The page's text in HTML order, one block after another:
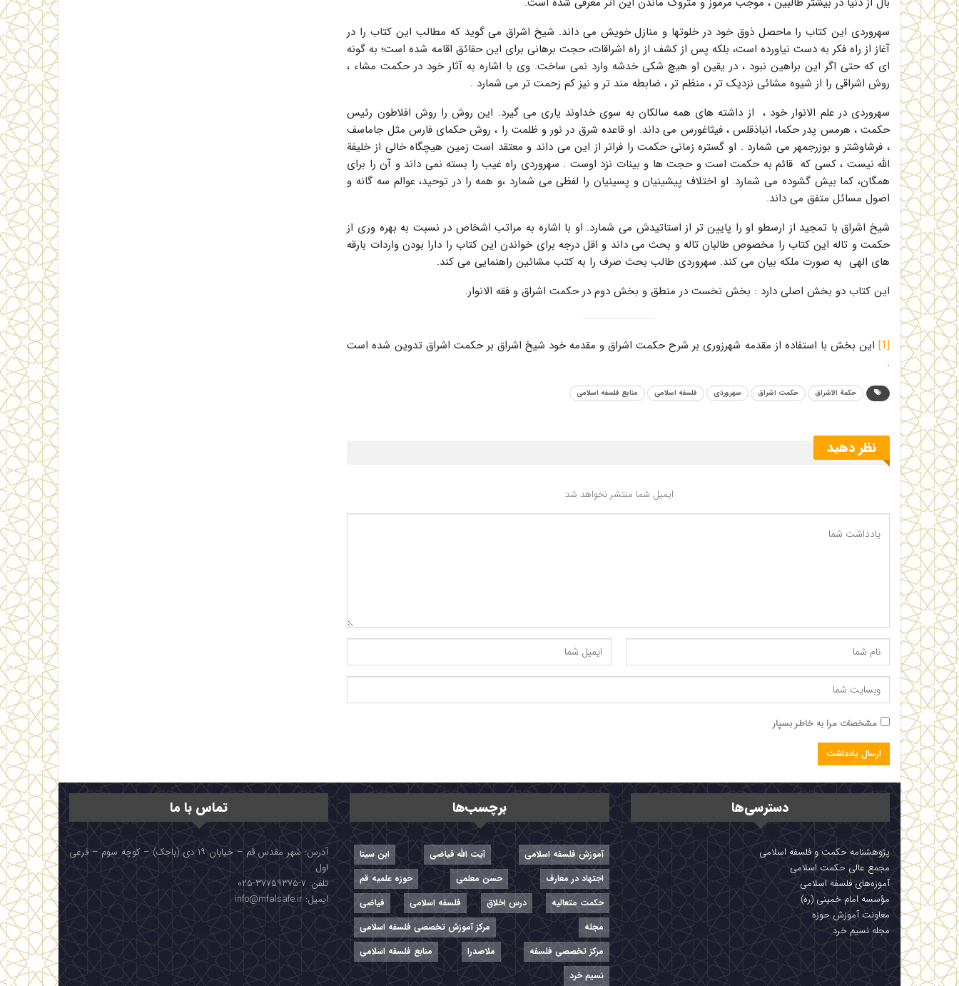
سهروردی این کتاب را ماحصل ذوق خود در خلوتها و منازل خویش می داند. شیخ اشراق می گوید که مطالب این کتاب را در
آغاز از راه فکر به دست نیاورده است، بلکه پس از کشف از راه اشراقات، حجت برهانی برای این حقائق اقامه شده است؛ به گونه
ای که حتی اگر این براهین نبود ، در یقین او هیچ شکی خدشه وارد نمی ساخت. وی با اشاره به آثار خود در حکمت مشاء ،
روش اشراقی را از شیوه مشائی نزدیک تر ، منظم تر ، ضابطه مند تر و نیز کم زحمت تر می شمارد .
سهروردی در علم الانوار خود ، از داشته های همه سالکان به سوی خداوند یاری می گیرد. این روش را روش افلاطون رئیس
حکمت ، هرمس پدر حکما، انباذقلس ، فيثاغورس می داند. او قاعده شرق در نور و ظلمت را ، روش حکمای فارس مثل جاماسف
، فرشاوشتر و بوزرجمهر می شمارد . او گستره زمانی حکمت را فراتر از این می داند و معتقد است زمین هیچگاه خالی از خلیفة
الله نیست ، کسی که قائم به حکمت است و حجت ها و بینات نزد اوست . سهروردی راه غیب را بسته نمی داند و آن را برای
همگان، کما بیش گشوده می شمارد. او اختلاف پیشینیان و پسینیان را لفظی می شمارد ،و همه را در توحید، عوالم سه گانه و
اصول مسائل متفق می داند.
شیخ اشراق با تمجید از ارسطو او را پایین تر از استاتیدش می شمارد. او با اشاره به مراتب اشخاص در نسبت به بهره وری از
حکمت و تاله این کتاب را مخصوص طالبان تاله و بحث می داند و اقل درجه برای خواندن این کتاب را دارا بودن واردات بارقه
های الهی به صورت ملکه بیان می کند. سهروردی طالب بحث صرف را به کتب مشائین راهنمایی می کند.
این کتاب دو بخش اصلی دارد : بخش نخست در منطق و بخش دوم در حکمت اشراق و فقه الانوار.
[1]
این بخش با استفاده از مقدمه شهرزوری بر شرح حکمت اشراق و مقدمه خود شیخ اشراق بر حکمت اشراق تدوین شده است
.
حکمة الاشراق حکمت اشراق سهروردی فلسفه اسلامی منابع فلسفه اسلامی
نظر دهید
ایمیل شما منتشر نخواهد شد.
مشخصات مرا به خاطر بسپار
دسترسی‌ها
پژوهشنامه حکمت و فلسفه اسلامی
مجمع عالی حکمت اسلامی
آموزه‌های فلسفه اسلامی
مؤسسه امام خمینی (ره)
معاونت آموزش حوزه
مجله نسیم خرد
برچسب‌ها
آموزش فلسفه اسلامی آیت الله فیاضی
ابن سینا
اجتهاد در معارف
حسن معلمی
حوزه علمیه قم
حکمت متعالیه
درس اخلاق فلسفه اسلامی
فیاضی
مجله
مرکز آموزش تخصصی فلسفه اسلامی
مرکز تخصصی فلسفه
ملاصدرا
منابع فلسفه اسلامی
نسیم خرد
تماس با ما
آدرس: شهر مقدس قم – خیابان ۱۹ دی (باجک) – کوچه سوم – فرعی
اول
تلفن: ۷-۳۷۷۵۹۳۷۵-۰۲۵
ایمیل: info@mfalsafe.ir